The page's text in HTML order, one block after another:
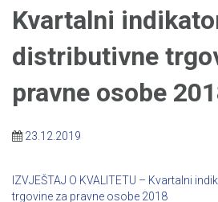
Kvartalni
distributivne
pravne osobe
23.12.2019
IZVJEŠTAJ O KVALITETU – Kvartalni
trgovine za pravne osobe 2018